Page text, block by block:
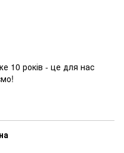
10 років - це для нас